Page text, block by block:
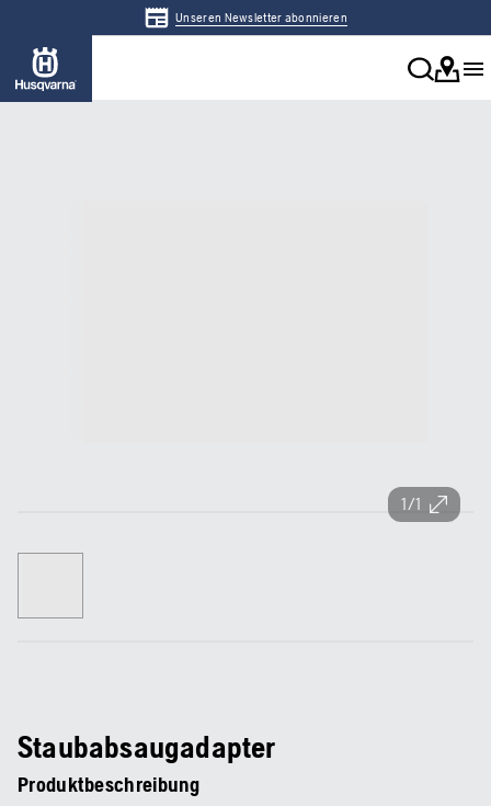
Unseren Newsletter abonnieren
1/1
Staubabsaugadapter
Produktbeschreibung